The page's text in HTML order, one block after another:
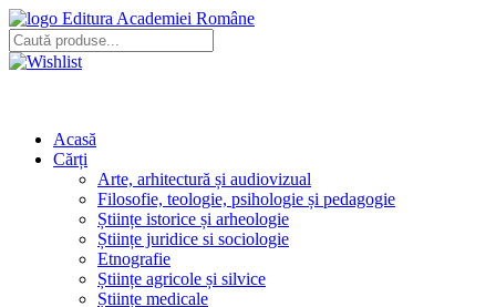
Editura Academiei Române
Acasă
Cărți
Arte, arhitectură și audiovizual
Filosofie, teologie, psihologie și pedagogie
Științe istorice și arheologie
Științe juridice si sociologie
Etnografie
Științe agricole și silvice
Științe medicale